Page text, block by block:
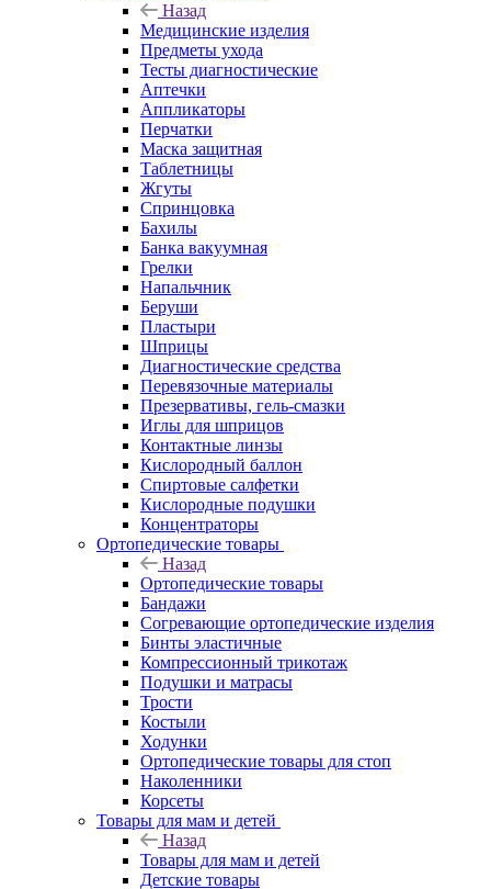
Назад
Медицинские изделия
Предметы ухода
Тесты диагностические
Аптечки
Аппликаторы
Перчатки
Маска защитная
Таблетницы
Жгуты
Спринцовка
Бахилы
Банка вакуумная
Грелки
Напальчник
Беруши
Пластыри
Шприцы
Диагностические средства
Перевязочные материалы
Презервативы, гель-смазки
Иглы для шприцов
Контактные линзы
Кислородный баллон
Спиртовые салфетки
Кислородные подушки
Концентраторы
Ортопедические товары
Назад
Ортопедические товары
Бандажи
Согревающие ортопедические изделия
Бинты эластичные
Компрессионный трикотаж
Подушки и матрасы
Трости
Костыли
Ходунки
Ортопедические товары для стоп
Наколенники
Корсеты
Товары для мам и детей
Назад
Товары для мам и детей
Детские товары